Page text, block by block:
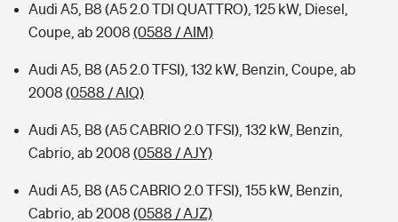
Audi A5, B8 (A5 2.0 TDI QUATTRO), 125 kW, Diesel,
Coupe, ab 2008 (0588 / AIM)
Audi A5, B8 (A5 2.0 TFSI), 132 kW, Benzin, Coupe, ab
2008 (0588 / AIQ)
Audi A5, B8 (A5 CABRIO 2.0 TFSI), 132 kW, Benzin,
Cabrio, ab 2008 (0588 / AJY)
Audi A5, B8 (A5 CABRIO 2.0 TFSI), 155 kW, Benzin,
Cabrio, ab 2008 (0588 / AJZ)